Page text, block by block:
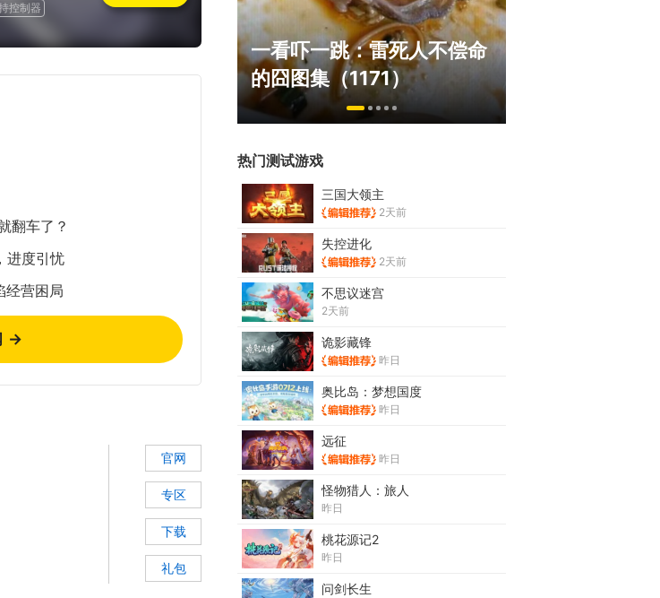
控制器
翻车了？
进度引忧
经营困局
→
官网
专区
下载
礼包
吓一跳：雷死人不偿命
图集（1171）
绅士日报：国游泳装皮涩度
拉爆了！大雷熟女上演蒙眼
play
热门测试游戏
三国大领主
2天前
失控进化
2天前
不思议迷宫
2天前
诡影藏锋
昨日
奥比岛：梦想国度
昨日
远征
昨日
怪物猎人：旅人
昨日
桃花源记2
昨日
问剑长生